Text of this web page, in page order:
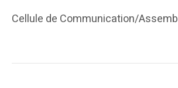
Cellule de Communication/